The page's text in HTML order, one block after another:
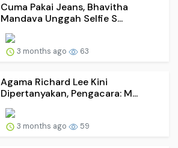
Cuma Pakai Jeans, Bhavitha
Mandava Unggah Selfie S...
3 months ago 63
Agama Richard Lee Kini
Dipertanyakan, Pengacara: M...
3 months ago 59